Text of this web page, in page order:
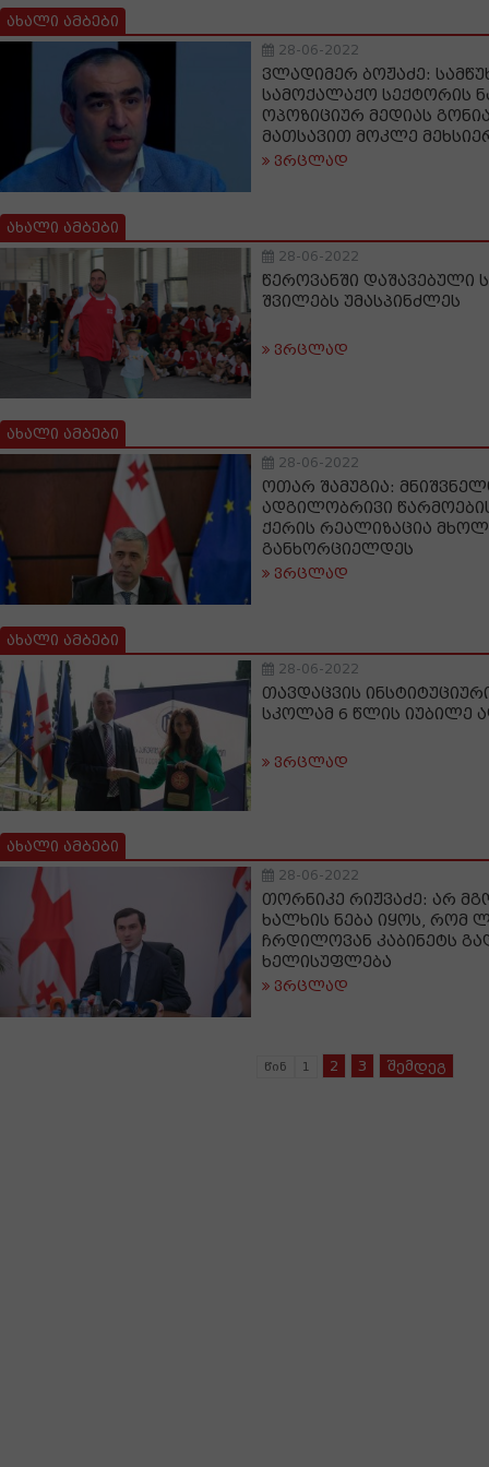
ახალი ამბები
28-06-2022
ვლადიმერ ბოჟაძე:
სამოქალაქო სექტორის
ოპოზიციურ მედიას
მათსავით მოკლე
ვრცლად
ახალი ამბები
28-06-2022
წეროვანში დაშავებული
შვილებს უმასპინძლეს
ვრცლად
ახალი ამბები
28-06-2022
ოთარ შამუგია:
ადგილობრივი
ქერის რეალიზაცია
განხორციელდეს
ვრცლად
ახალი ამბები
28-06-2022
თავდაცვის
სკოლამ 6 წლის იუბილე
ვრცლად
ახალი ამბები
28-06-2022
თორნიკე რიჟვაძე: არ
ხალხის ნება იყოს, რომ
ჩრდილოვან კაბინეტს
ხელისუფლება
ვრცლად
წინ 1 2 3 შემდეგ